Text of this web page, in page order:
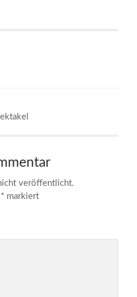
veröffentlicht.
* markiert